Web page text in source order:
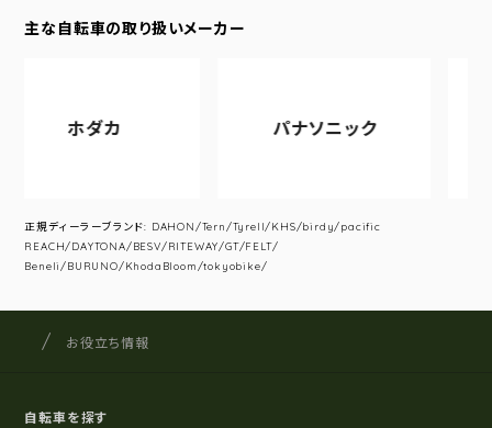
主な自転車の取り扱いメーカー
ホダカ パナソニック
正規ディーラーブランド: DAHON/Tern/Tyrell/KHS/birdy/pacific
REACH/DAYTONA/BESV/RITEWAY/GT/FELT/
Beneli/BURUNO/KhodaBloom/tokyobike/
サイト内の現在地
サイクルショップナカゴヤ
お役立ち情報
自転車を探す